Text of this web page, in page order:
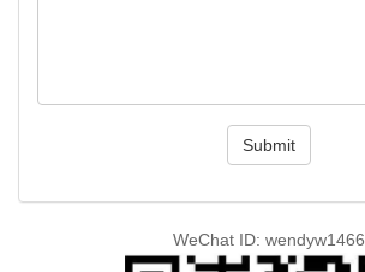
WeChat ID: wendyw1466